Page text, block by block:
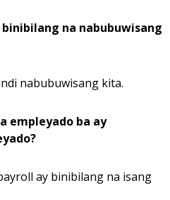
na nabubuwisang
nabubuwisang kita.
empleyado ba ay
ay binibilang na isang